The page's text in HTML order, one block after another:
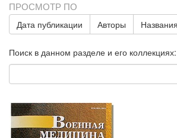
ПРОСМОТР ПО
Дата публикации Авторы Названия
Поиск в данном разделе и его коллекциях: